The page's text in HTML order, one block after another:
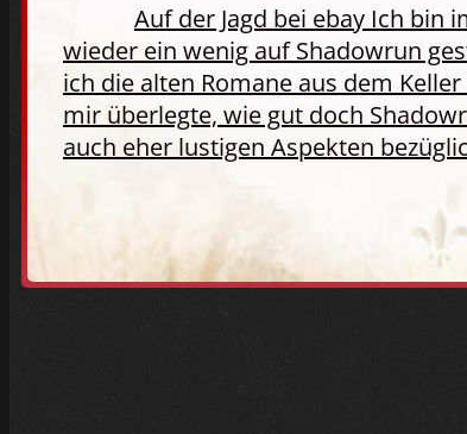
Auf der Jagd bei ebay Ich bin
wieder ein wenig auf Shadowrun
ich die alten Romane aus dem
mir überlegte, wie gut doch
auch eher lustigen Aspekten